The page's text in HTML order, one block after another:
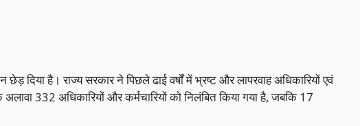
है। राज्य सरकार ने पिछले ढाई वर्षों में भ्रष्ट और लापरवाह अधिकारियों एवं
332 अधिकारियों और कर्मचारियों को निलंबित किया गया है, जबकि 17